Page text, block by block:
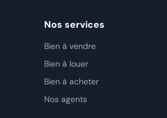
Nos services
Bien à vendre
Bien à louer
Bien à acheter
Nos agents